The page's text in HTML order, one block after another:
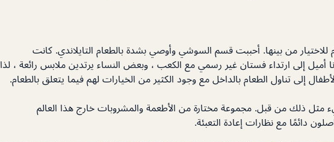
من بينها. أحببت قسم السوشي وأوصي بشدة بالطعام التايلاندي. كانت
أميل إلى ارتداء فستان غير رسمي مع الكعب ، وبعض النساء يرتدين ملابس رائعة ، لذا
إلى تناول الطعام بالداخل مع وجود الكثير من الخيارات لهم فيما يتعلق بالطعام.
ذلك من قبل. مجموعة مختارة من الأطعمة والمشروبات خارج هذا العالم
دائمًا مع نظارات إعادة التعبئة.